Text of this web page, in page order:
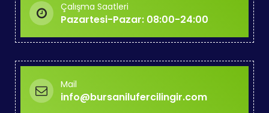
Çalışma Saatleri
Pazartesi-Pazar: 08:00-24:00
Mail
info@bursanilufercilingir.com